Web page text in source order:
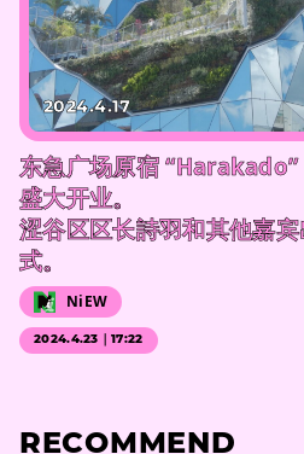
2024.4.17
东急广场原宿 “Harakado”
盛大开业。
涩谷区区长詩羽和其他嘉
式。
NiEW
2024.4.23｜17:22
RECOMMEND